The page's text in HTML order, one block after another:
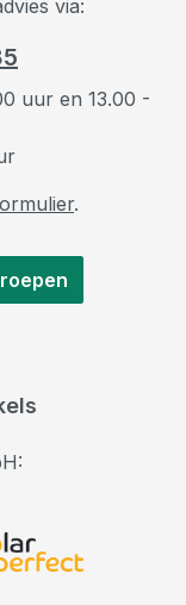
via:
uur en 13.00 -
.